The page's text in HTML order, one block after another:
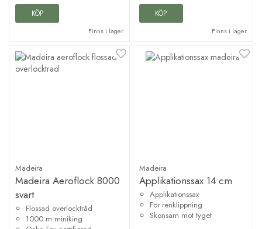
KÖP
Finns i lager
KÖP
Finns i lager
Madeira
Madeira Aeroflock 8000
svart
Flossad overlocktråd
1000 m miniking
Madeira
Applikationssax 14 cm
Applikationssax
För renklippning
Skonsam mot tyget